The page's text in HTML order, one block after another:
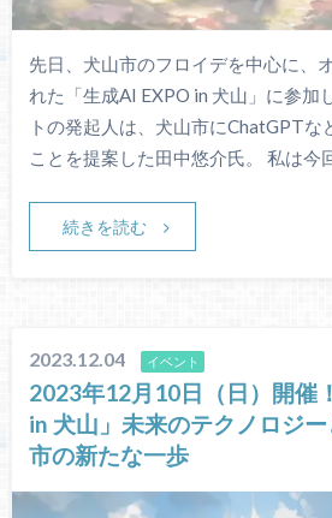
先日、犬山市のフロイデを中心に、
れた「生成AI EXPO in 犬山」に参加
トの発起人は、犬山市にChatGPTな
ことを提案した田中悠介氏。 私は今
続きを読む
2023.12.04 イベント
2023年12月10日（日）開催
in 犬山」未来のテクノロジ
市の新たな一歩